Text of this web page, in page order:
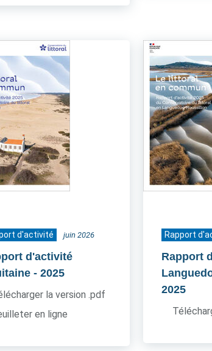
d'activité juin 2026
d'activité
- 2025
la version .pdf
en ligne
Rapport
Rapport
2025